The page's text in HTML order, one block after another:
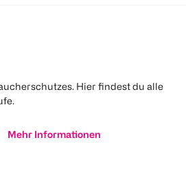
Hier findest du alle
Mehr Informationen